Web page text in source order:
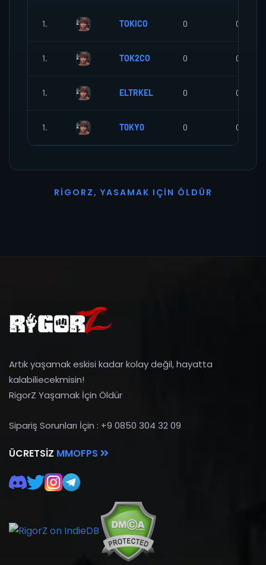
1. TOKICO 0 0
1. TOK2CO 0 0
1. ELTRKEL 0 0
1. T0KY0 0 0
R I G O R Z, YASAMAK I ÇI N Ö L D Ü R
Artık yaşamak eskisi kadar kolay değil, hayatta
kalabiliecekmisin!
RigorZ Yaşamak İçin Öldür
Sipariş Sorunları İçin : +9 0850 304 32 09
ÜCRETSIZ MMOFPS